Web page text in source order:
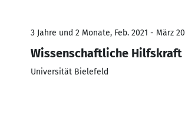
3 Jahre und 2 Monate, Feb. 2021 - März
Wissenschaftliche Hilfskraft
Universität Bielefeld